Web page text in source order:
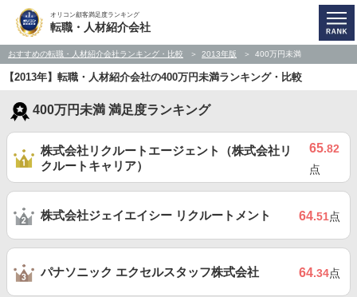
オリコン顧客満足度ランキング
転職・人材紹介会社
おすすめの転職・人材紹介会社ランキング・比較 2013年版 400万円未満
【2013年】転職・人材紹介会社の400万円未満ランキング・比較
400万円未満 満足度ランキング
株式会社リクルートエージェント（株式会社リ
クルートキャリア）
65.82
点
株式会社ジェイエイシー リクルートメント 64.51点
パナソニック エクセルスタッフ株式会社 64.34点